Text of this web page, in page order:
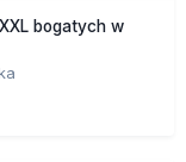
bogatych w